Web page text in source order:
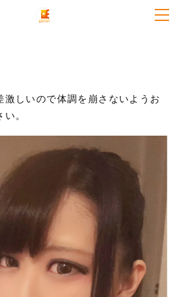
激しいので体調を崩さないようお
。